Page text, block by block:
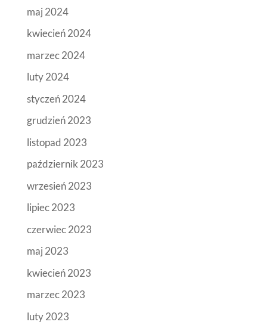
maj 2024
kwiecień 2024
marzec 2024
luty 2024
styczeń 2024
grudzień 2023
listopad 2023
październik 2023
wrzesień 2023
lipiec 2023
czerwiec 2023
maj 2023
kwiecień 2023
marzec 2023
luty 2023